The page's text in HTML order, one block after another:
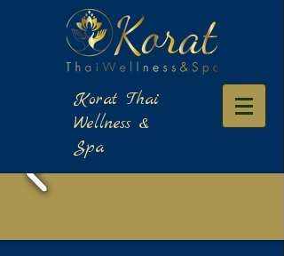
​Korat Thai
Wellness &
Spa